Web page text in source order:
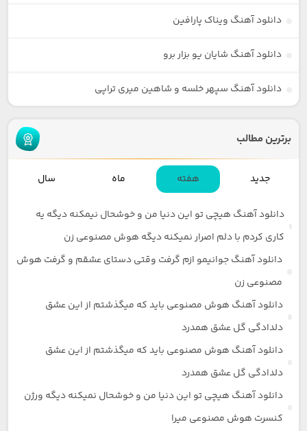
دانلود آهنگ ویناک پارافین
دانلود آهنگ شایان یو بزار برو
دانلود آهنگ سپهر خلسه و شاهین میری تراپی
برترین مطالب
جدید هفته ماه سال
دانلود آهنگ هیچی تو این دنیا من و خوشحال نیمکنه دیگه یه
کاری کردم با دلم اصرار نمیکنه دیگه هوش مصنوعی زن
دانلود آهنگ جوانیمو ازم گرفت وقتی دستای عشقم و گرفت هوش
مصنوعی زن
دانلود آهنگ هوش مصنوعی باید که میگذشتم از این عشق
دلدادگی گل عشق همدرد
دانلود آهنگ هوش مصنوعی باید که میگذشتم از این عشق
دلدادگی گل عشق همدرد
دانلود آهنگ هیچی تو این دنیا من و خوشحال نمیکنه دیگه ورژن
کنسرت هوش مصنوعی میرا